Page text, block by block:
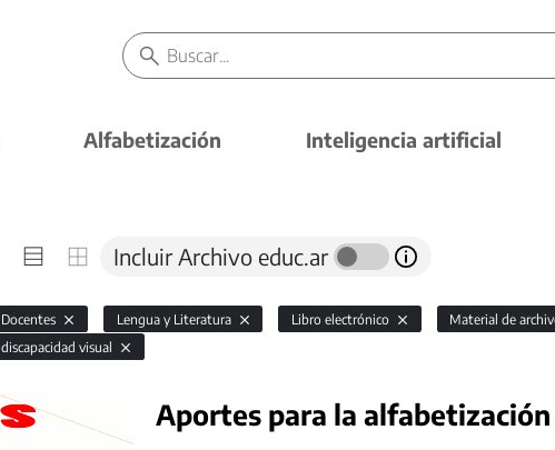
Alfabetización Inteligencia artificial
Incluir Archivo educ.ar
Docentes Lengua y Literatura Libro electrónico Material de
discapacidad visual
Aportes para la alfabetización